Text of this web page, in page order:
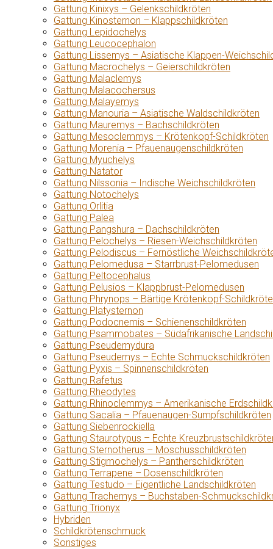
Gattung Kinixys – Gelenkschildkröten
Gattung Kinosternon – Klappschildkröten
Gattung Lepidochelys
Gattung Leucocephalon
Gattung Lissemys – Asiatische Klappen-
Gattung Macrochelys – Geierschildkröten
Gattung Malaclemys
Gattung Malacochersus
Gattung Malayemys
Gattung Manouria – Asiatische Waldschildkröten
Gattung Mauremys – Bachschildkröten
Gattung Mesoclemmys – Krötenkopf-Schildkröten
Gattung Morenia – Pfauenaugenschildkröten
Gattung Myuchelys
Gattung Natator
Gattung Nilssonia – Indische Weichschildkröten
Gattung Notochelys
Gattung Orlitia
Gattung Palea
Gattung Pangshura – Dachschildkröten
Gattung Pelochelys – Riesen-Weichschildkröten
Gattung Pelodiscus – Fernöstliche
Gattung Pelomedusa – Starrbrust-Pelomedusen
Gattung Peltocephalus
Gattung Pelusios – Klappbrust-Pelomedusen
Gattung Phrynops – Bärtige Krötenkopf-
Gattung Platysternon
Gattung Podocnemis – Schienenschildkröten
Gattung Psammobates – Südafrikanische
Gattung Pseudemydura
Gattung Pseudemys – Echte Schmuckschildkröten
Gattung Pyxis – Spinnenschildkröten
Gattung Rafetus
Gattung Rheodytes
Gattung Rhinoclemmys – Amerikanische
Gattung Sacalia – Pfauenaugen-Sumpfschildkröten
Gattung Siebenrockiella
Gattung Staurotypus – Echte
Gattung Sternotherus – Moschusschildkröten
Gattung Stigmochelys – Pantherschildkröten
Gattung Terrapene – Dosenschildkröten
Gattung Testudo – Eigentliche Landschildkröten
Gattung Trachemys – Buchstaben-
Gattung Trionyx
Hybriden
Schildkrötenschmuck
Sonstiges